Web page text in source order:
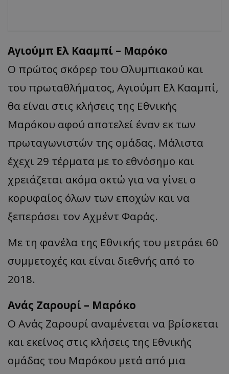
Αγιούμπ Ελ Κααμπί – Μαρόκο
Ο πρώτος σκόρερ του Ολυμπιακού και
του πρωταθλήματος, Αγιούμπ Ελ Κααμπί,
θα είναι στις κλήσεις της Εθνικής
Μαρόκου αφού αποτελεί έναν εκ των
πρωταγωνιστών της ομάδας. Μάλιστα
έχεχι 29 τέρματα με το εθνόσημο και
χρειάζεται ακόμα οκτώ για να γίνει ο
κορυφαίος όλων των εποχών και να
ξεπεράσει τον Αχμέντ Φαράς.
Mε τη φανέλα της Εθνικής του μετράει 60
συμμετοχές και είναι διεθνής από το
2018.
Ανάς Ζαρουρί – Μαρόκο
Ο Ανάς Ζαρουρί αναμένεται να βρίσκεται
και εκείνος στις κλήσεις της Εθνικής
ομάδας του Μαρόκου μετά από μια